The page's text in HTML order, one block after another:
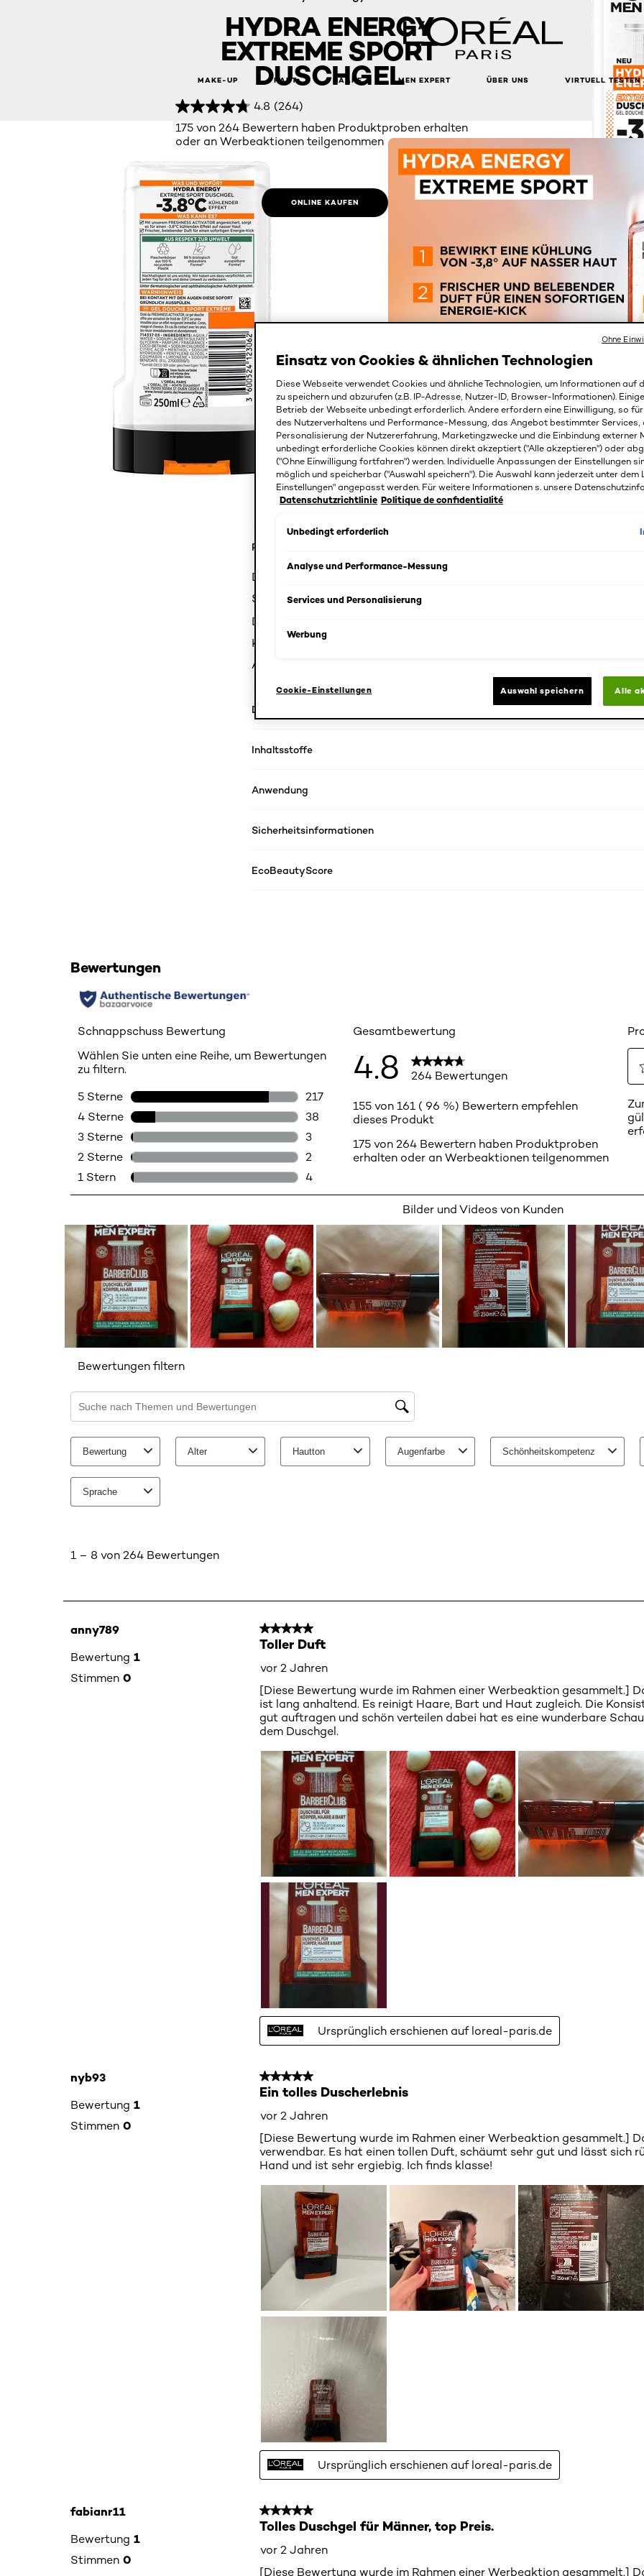
MAKE-UP HAUT HAARE MEN EXPERT ÜBER UNS VIRTUELL TESTEN
HYDRA ENERGY
EXTREME SPORT
DUSCHGEL
4.8 (264)
175 von 264 Bewertern haben Produktproben erhalten
oder an Werbeaktionen teilgenommen
ONLINE KAUFEN
Produktdetails
Durch die Zugabe des FRESHNESS ACTIVATORS sorgt das Hydra
Sport Duschgel für einen kühlenden Effekt von -3,8°C auf nasser Haut.
Das Hydra Energy Extreme Sport Duschgel von L'Oréal Paris Men Expert
Körper, Gesicht und Haare gründlich und spendet Feuchtigkeit. Der
ACTIVATOR sorgt für einen -3,8°C kühlenden Effekt auf nasser Haut.
Die Highlights auf einen Blick
Inhaltsstoffe
Anwendung
Sicherheitsinformationen
EcoBeautyScore
Hydra Energy Extreme Sport Duschgel
Einsatz von Cookies & ähnlichen Technologien
Diese Webseite verwendet Cookies und ähnliche Technologien, um Informationen auf
zu speichern und abzurufen (z.B. IP-Adresse, Nutzer-ID, Browser-Informationen).
Betrieb der Webseite unbedingt erforderlich. Andere erfordern eine Einwilligung, so
des Nutzerverhaltens und Performance-Messung, das Angebot bestimmter Services,
Personalisierung der Nutzererfahrung, Marketingzwecke und die Einbindung externer
unbedingt erforderliche Cookies können direkt akzeptiert ("Alle akzeptieren") oder
("Ohne Einwilligung fortfahren") werden. Individuelle Anpassungen der Einstellungen
möglich und speicherbar ("Auswahl speichern"). Die Auswahl kann jederzeit unter dem
Einstellungen" angepasst werden. Für weitere Informationen s. unsere
Datenschutzrichtlinie Politique de confidentialité
Unbedingt erforderlich
Analyse und Performance-Messung
Services und Personalisierung
Werbung
Cookie-Einstellungen Auswahl speichern Alle
Ohne